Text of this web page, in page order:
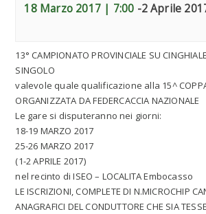
18 Marzo 2017 | 7:00 -2 Aprile
13° CAMPIONATO PROVINCIALE SU
SINGOLO
valevole quale qualificazione alla 15^
ORGANIZZATA DA FEDERCACCIA NAZIONALE
Le gare si disputeranno nei giorni:
18-19 MARZO 2017
25-26 MARZO 2017
(1-2 APRILE 2017)
nel recinto di ISEO – LOCALITA Embocasso
LE ISCRIZIONI, COMPLETE DI N.MICROCHIP
ANAGRAFICI DEL CONDUTTORE CHE SIA